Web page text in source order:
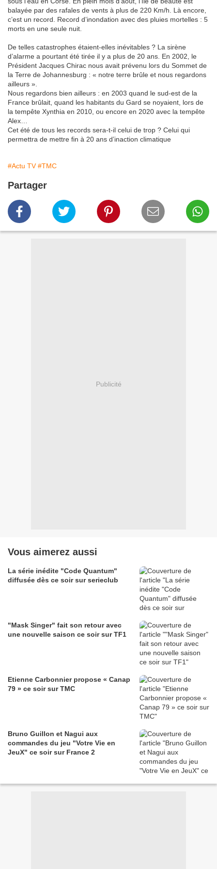
balayée par des rafales de vents à plus de 220 Km/h. Là encore,
c’est un record. Record d’inondation avec des pluies mortelles : 5
morts en une seule nuit.
De telles catastrophes étaient-elles inévitables ? La sirène
d’alarme a pourtant été tirée il y a plus de 20 ans. En 2002, le
Président Jacques Chirac nous avait prévenu lors du Sommet de
la Terre de Johannesburg : « notre terre brûle et nous regardons
ailleurs ».
Nous regardons bien ailleurs : en 2003 quand le sud-est de la
France brûlait, quand les habitants du Gard se noyaient, lors de
la tempête Xynthia en 2010, ou encore en 2020 avec la tempête
Alex…
Cet été de tous les records sera-t-il celui de trop ? Celui qui
permettra de mettre fin à 20 ans d’inaction climatique
#Actu TV #TMC
Partager
Publicité
Vous aimerez aussi
La série inédite "Code Quantum"
diffusée dès ce soir sur serieclub
"Mask Singer" fait son retour avec
une nouvelle saison ce soir sur TF1
Etienne Carbonnier propose « Canap
79 » ce soir sur TMC
Bruno Guillon et Nagui aux
commandes du jeu "Votre Vie en
JeuX" ce soir sur France 2